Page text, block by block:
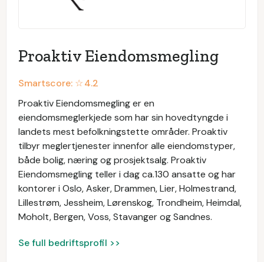
Proaktiv Eiendomsmegling
Smartscore: ☆4.2
Proaktiv Eiendomsmegling er en
eiendomsmeglerkjede som har sin hovedtyngde i
landets mest befolkningstette områder. Proaktiv
tilbyr meglertjenester innenfor alle eiendomstyper,
både bolig, næring og prosjektsalg. Proaktiv
Eiendomsmegling teller i dag ca.130 ansatte og har
kontorer i Oslo, Asker, Drammen, Lier, Holmestrand,
Lillestrøm, Jessheim, Lørenskog, Trondheim, Heimdal,
Moholt, Bergen, Voss, Stavanger og Sandnes.
Se full bedriftsprofil >>